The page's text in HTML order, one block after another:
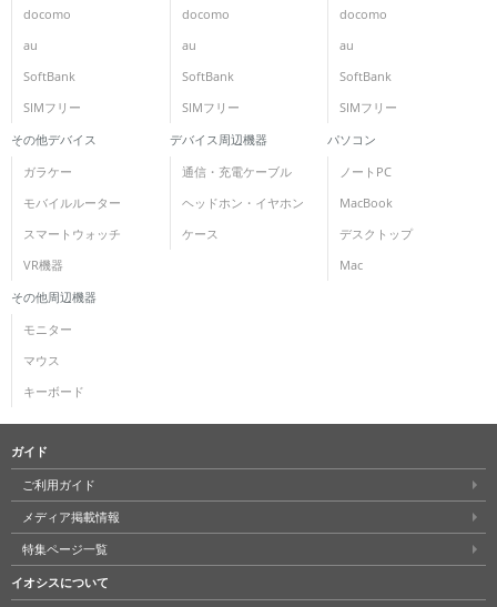
docomo
au
SoftBank
SIMフリー
docomo
au
SoftBank
SIMフリー
docomo
au
SoftBank
SIMフリー
その他デバイス
ガラケー
モバイルルーター
スマートウォッチ
VR機器
デバイス周辺機器
通信・充電ケーブル
ヘッドホン・イヤホン
ケース
パソコン
ノートPC
MacBook
デスクトップ
Mac
その他周辺機器
モニター
マウス
キーボード
ガイド
ご利用ガイド
メディア掲載情報
特集ページ一覧
イオシスについて